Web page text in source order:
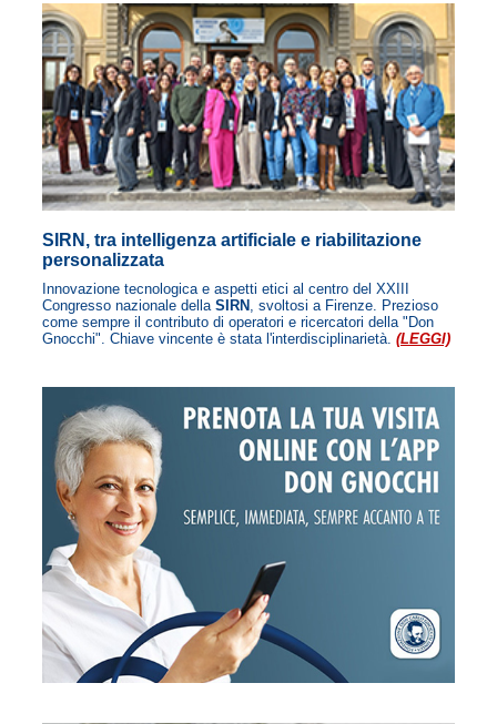
SIRN, tra intelligenza artificiale e riabilitazione
personalizzata
Innovazione tecnologica e aspetti etici al centro del XXIII
Congresso nazionale della SIRN , svoltosi a Firenze. Prezioso
come sempre il contributo di operatori e ricercatori della "Don
Gnocchi". Chiave vincente è stata l'interdisciplinarietà. (LEGGI)